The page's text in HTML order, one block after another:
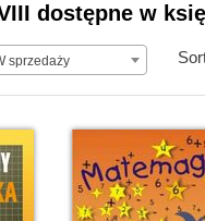
dostępne w
sprzedaży